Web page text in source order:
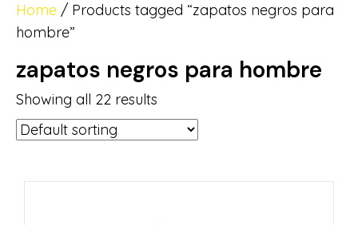
Home / Products tagged “zapatos negros para
hombre”
zapatos negros para hombre
Showing all 22 results